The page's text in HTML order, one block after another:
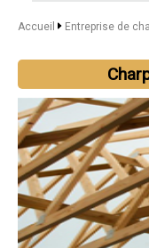
Accueil Entreprise de